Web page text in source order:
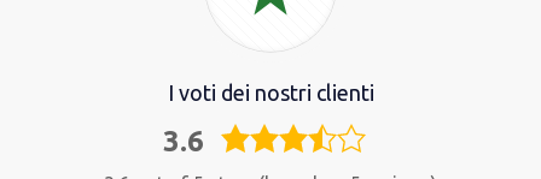
I voti dei nostri clienti
3.6
3,6